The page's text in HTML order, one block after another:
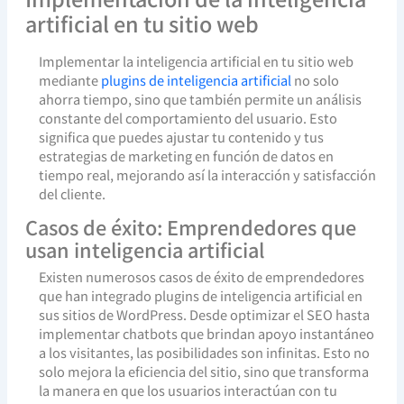
artificial en tu sitio web
Implementar la inteligencia artificial en tu sitio web
medianteplugins de inteligencia artificial no solo
ahorra tiempo, sino que también permite un análisis
constante del comportamiento del usuario. Esto
significa que puedes ajustar tu contenido y tus
estrategias de marketing en función de datos en
tiempo real, mejorando así la interacción y satisfacción
del cliente.
Casos de éxito: Emprendedores que
usan inteligencia artificial
Existen numerosos casos de éxito de emprendedores
que han integrado plugins de inteligencia artificial en
sus sitios de WordPress. Desde optimizar el SEO hasta
implementar chatbots que brindan apoyo instantáneo
a los visitantes, las posibilidades son infinitas. Esto no
solo mejora la eficiencia del sitio, sino que transforma
la manera en que los usuarios interactúan con tu